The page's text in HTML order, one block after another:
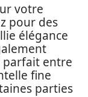
votre
pour des
élégance
entre
fine
parties